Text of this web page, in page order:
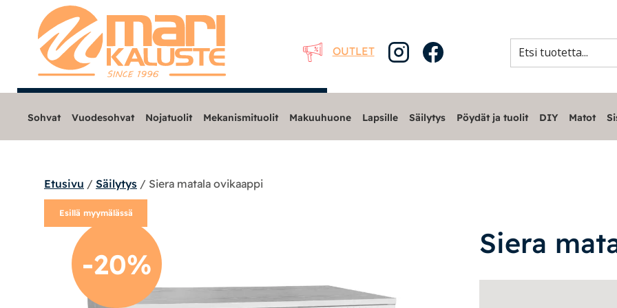
OUTLET
Sohvat
Nojatuolit
Mekanismituolit
Sohvat Vuodesohvat Nojatuolit Mekanismituolit Makuuhuone Lapsille Säilytys Pöydät ja tuolit DIY Matot
Etusivu / Säilytys / Siera matala ovikaappi
Esillä myymälässä
-20%
Siera